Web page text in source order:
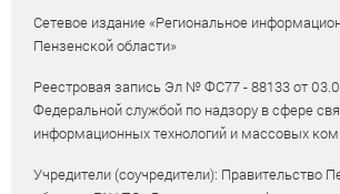
Сетевое издание «Региональное
Пензенской области»
Реестровая запись Эл № ФС77 - 88133 от
Федеральной службой по надзору в сфере
информационных технологий и массовых
Учредители (соучредители): Правительство